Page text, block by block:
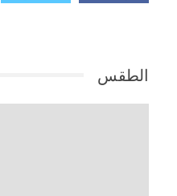
الطقس